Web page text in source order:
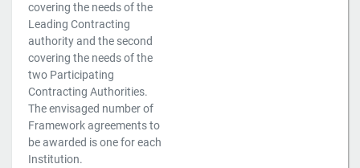
covering the needs of the
Leading Contracting
authority and the second
covering the needs of the
two Participating
Contracting Authorities.
The envisaged number of
Framework agreements to
be awarded is one for each
Institution.